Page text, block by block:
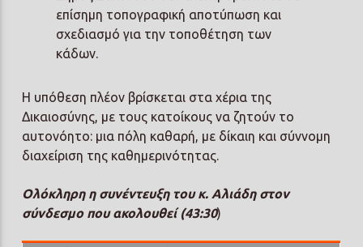
επίσημη τοπογραφική αποτύπωση και
σχεδιασμό για την τοποθέτηση των
κάδων.
Η υπόθεση πλέον βρίσκεται στα χέρια της
Δικαιοσύνης, με τους κατοίκους να ζητούν το
αυτονόητο: μια πόλη καθαρή, με δίκαιη και σύννομη
διαχείριση της καθημερινότητας.
Ολόκληρη η συνέντευξη του κ. Αλιάδη στον
σύνδεσμο που ακολουθεί (43:30)